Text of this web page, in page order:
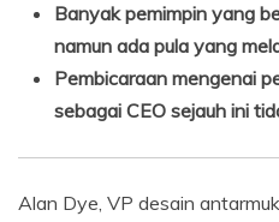
Banyak pemimpin yang
namun ada pula yang
Pembicaraan mengenai
sebagai CEO sejauh ini
Alan Dye, VP desain